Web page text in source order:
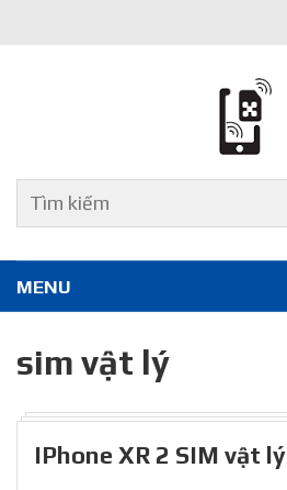
MENU
sim vật lý
IPhone XR 2 SIM vật lý